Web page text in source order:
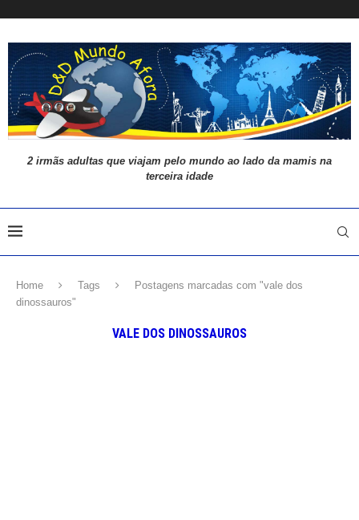
2 irmãs adultas que viajam pelo mundo ao lado da mamis na
terceira idade
Home Tags
Postagens marcadas com "vale dos
dinossauros"
VALE DOS DINOSSAUROS